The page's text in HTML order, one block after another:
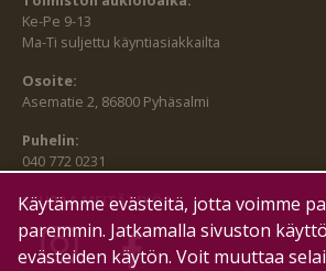
Ke-Pe 9-13
Ma-Ti suljettu käyntiasiakkailta
Osoite:
Asematie 2, 86800 Pyhäsalmi
Puhelin:
040 772 0231
SEURAA MEITÄ MYÖS:
Käytämme evästeitä, jotta voimme
paremmin. Jatkamalla sivuston
evästeiden käytön. Voit muuttaa